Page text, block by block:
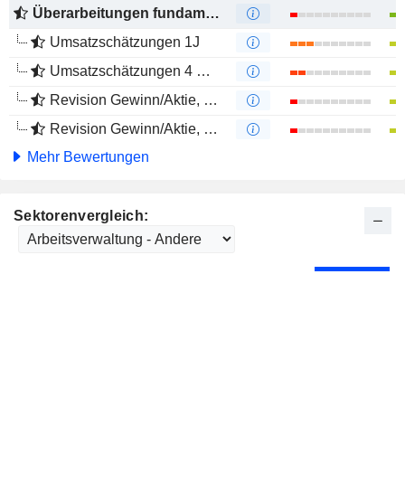
Überarbeitungen fundamentaler Schätzungen
Umsatzschätzungen 1J
Umsatzschätzungen 4 Monate
Revision Gewinn/Aktie, 1 Jahr
Revision Gewinn/Aktie, 4 Monate
Mehr Bewertungen
Sektorenvergleich: